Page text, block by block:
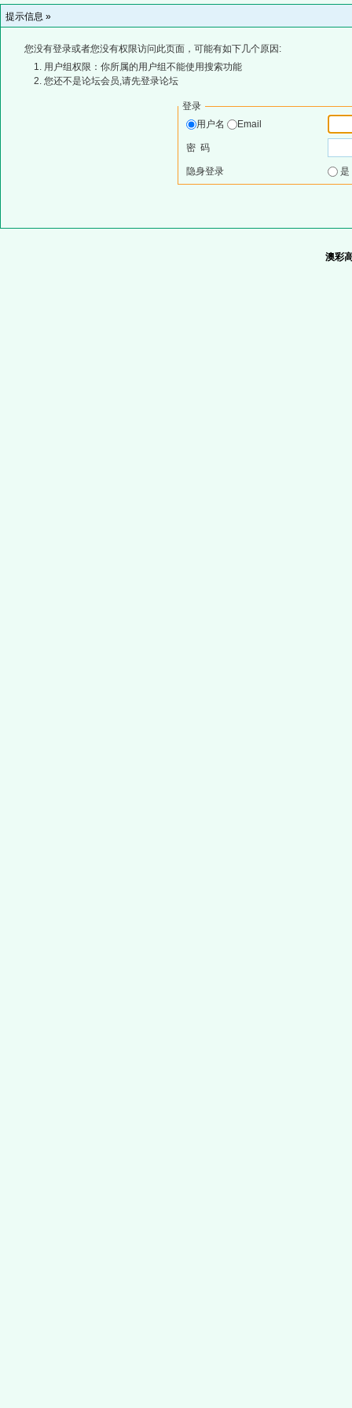
提示信息 »
您没有登录或者您没有权限访问此页面，可能有如下几个原因:
用户组权限：你所属的用户组不能使用搜索功能
您还不是论坛会员,请先登录论坛
登录
用户名
Email
密 码
隐身登录
澳彩